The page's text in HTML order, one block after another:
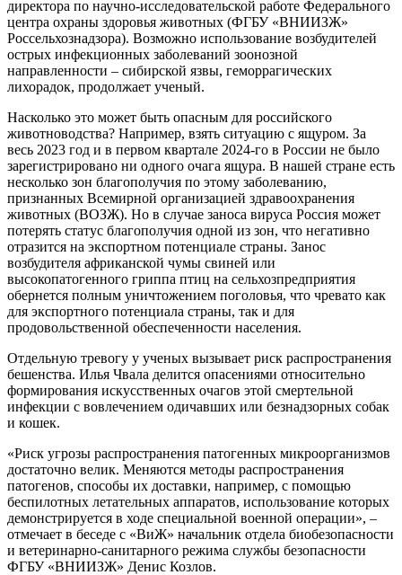
директора по научно-исследовательской работе Федерального
центра охраны здоровья животных (ФГБУ «ВНИИЗЖ»
Россельхознадзора). Возможно использование возбудителей
острых инфекционных заболеваний зоонозной
направленности – сибирской язвы, геморрагических
лихорадок, продолжает ученый.
Насколько это может быть опасным для российского
животноводства? Например, взять ситуацию с ящуром. За
весь 2023 год и в первом квартале 2024-го в России не было
зарегистрировано ни одного очага ящура. В нашей стране есть
несколько зон благополучия по этому заболеванию,
признанных Всемирной организацией здравоохранения
животных (ВОЗЖ). Но в случае заноса вируса Россия может
потерять статус благополучия одной из зон, что негативно
отразится на экспортном потенциале страны. Занос
возбудителя африканской чумы свиней или
высокопатогенного гриппа птиц на сельхозпредприятия
обернется полным уничтожением поголовья, что чревато как
для экспортного потенциала страны, так и для
продовольственной обеспеченности населения.
Отдельную тревогу у ученых вызывает риск распространения
бешенства. Илья Чвала делится опасениями относительно
формирования искусственных очагов этой смертельной
инфекции с вовлечением одичавших или безнадзорных собак
и кошек.
«Риск угрозы распространения патогенных микроорганизмов
достаточно велик. Меняются методы распространения
патогенов, способы их доставки, например, с помощью
беспилотных летательных аппаратов, использование которых
демонстрируется в ходе специальной военной операции», –
отмечает в беседе с «ВиЖ» начальник отдела биобезопасности
и ветеринарно-санитарного режима службы безопасности
ФГБУ «ВНИИЗЖ» Денис Козлов.